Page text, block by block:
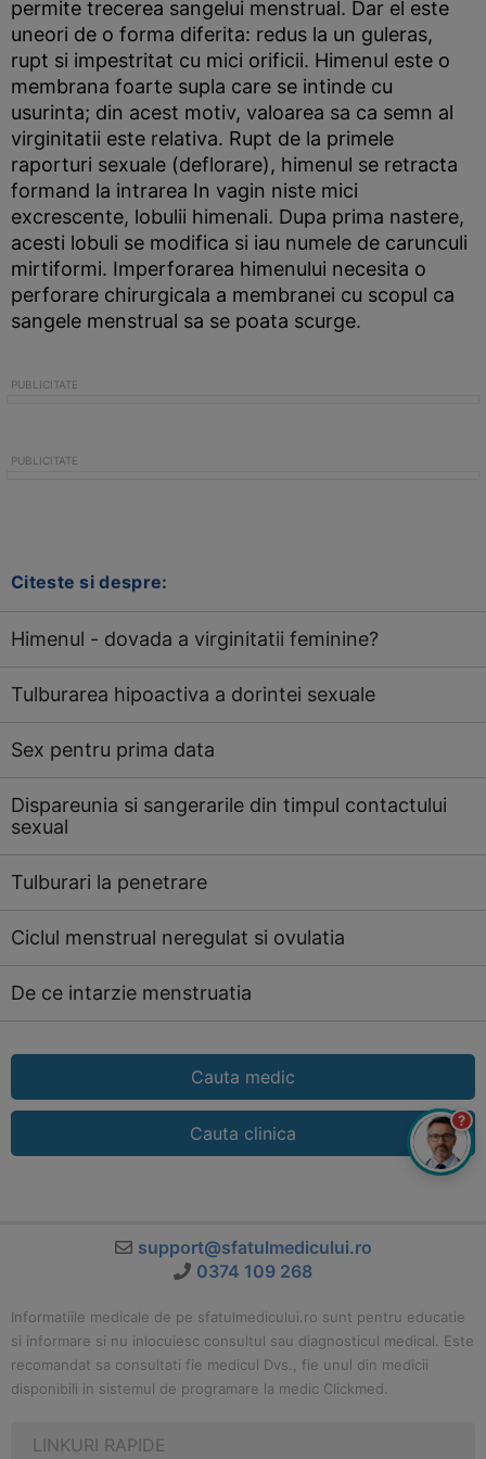
permite trecerea sangelui menstrual. Dar el este
uneori de o forma diferita: redus la un guleras,
rupt si impestritat cu mici orificii. Himenul este o
membrana foarte supla care se intinde cu
usurinta; din acest motiv, valoarea sa ca semn al
virginitatii este relativa. Rupt de la primele
raporturi sexuale (deflorare), himenul se retracta
formand la intrarea In vagin niste mici
excrescente, lobulii himenali. Dupa prima nastere,
acesti lobuli se modifica si iau numele de carunculi
mirtiformi. Imperforarea himenului necesita o
perforare chirurgicala a membranei cu scopul ca
sangele menstrual sa se poata scurge.
Citeste si despre:
Himenul - dovada a virginitatii feminine?
Tulburarea hipoactiva a dorintei sexuale
Sex pentru prima data
Dispareunia si sangerarile din timpul contactului
sexual
Tulburari la penetrare
Ciclul menstrual neregulat si ovulatia
De ce intarzie menstruatia
Cauta medic
Cauta clinica
support@sfatulmedicului.ro
0374 109 268
Informatiile medicale de pe sfatulmedicului.ro sunt pentru educatie
si informare si nu inlocuiesc consultul sau diagnosticul medical. Este
recomandat sa consultati fie medicul Dvs., fie unul din medicii
disponibili in sistemul de programare la medic Clickmed.
LINKURI RAPIDE
?